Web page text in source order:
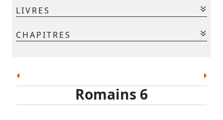
La Bible - Traduction J. N. Darby
LIVRES
Ancien Testament
Jér. Lam. Ézé. Dan.
CHAPITRES
Romains 6
Grec
bibliques
les
Écritures